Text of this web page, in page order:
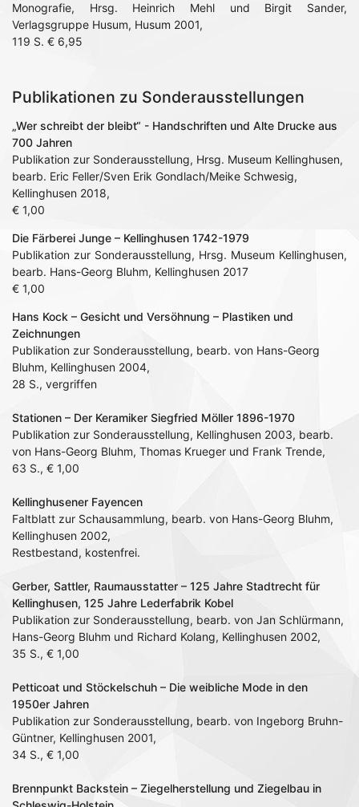
Monografie, Hrsg. Heinrich Mehl und Birgit Sander,
Verlagsgruppe Husum, Husum 2001,
119 S. € 6,95
Publikationen zu Sonderausstellungen
„Wer schreibt der bleibt“ - Handschriften und Alte Drucke aus
700 Jahren
Publikation zur Sonderausstellung, Hrsg. Museum Kellinghusen,
bearb. Eric Feller/Sven Erik Gondlach/Meike Schwesig,
Kellinghusen 2018,
€ 1,00
Die Färberei Junge – Kellinghusen 1742-1979
Publikation zur Sonderausstellung, Hrsg. Museum Kellinghusen,
bearb. Hans-Georg Bluhm, Kellinghusen 2017
€ 1,00
Hans Kock – Gesicht und Versöhnung – Plastiken und
Zeichnungen
Publikation zur Sonderausstellung, bearb. von Hans-Georg
Bluhm, Kellinghusen 2004,
28 S., vergriffen
Stationen – Der Keramiker Siegfried Möller 1896-1970
Publikation zur Sonderausstellung, Kellinghusen 2003, bearb.
von Hans-Georg Bluhm, Thomas Krueger und Frank Trende,
63 S., € 1,00
Kellinghusener Fayencen
Faltblatt zur Schausammlung, bearb. von Hans-Georg Bluhm,
Kellinghusen 2002,
Restbestand, kostenfrei.
Gerber, Sattler, Raumausstatter – 125 Jahre Stadtrecht für
Kellinghusen, 125 Jahre Lederfabrik Kobel
Publikation zur Sonderausstellung, bearb. von Jan Schlürmann,
Hans-Georg Bluhm und Richard Kolang, Kellinghusen 2002,
35 S., € 1,00
Petticoat und Stöckelschuh – Die weibliche Mode in den
1950er Jahren
Publikation zur Sonderausstellung, bearb. von Ingeborg Bruhn-
Güntner, Kellinghusen 2001,
34 S., € 1,00
Brennpunkt Backstein – Ziegelherstellung und Ziegelbau in